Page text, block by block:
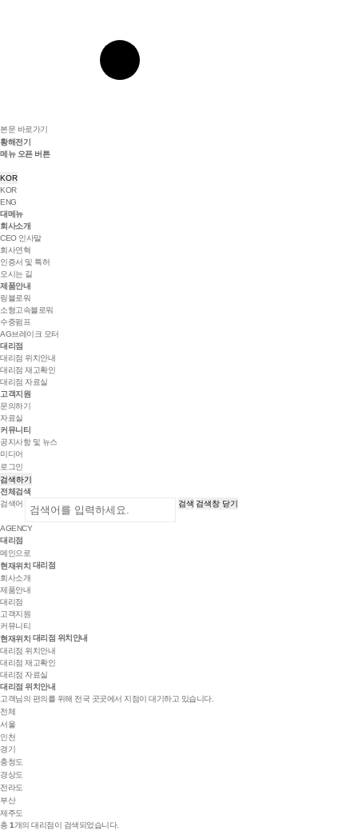
본문 바로가기
황해전기
메뉴 오픈 버튼
KOR
KOR
ENG
대메뉴
회사소개
CEO 인사말
회사연혁
인증서 및 특허
오시는 길
제품안내
링블로워
소형고속블로워
수중펌프
AG브레이크 모터
대리점
대리점 위치안내
대리점 재고확인
대리점 자료실
고객지원
문의하기
자료실
커뮤니티
공지사항 및 뉴스
미디어
로그인
검색하기
전체검색
검색어
검색 검색창 닫기
AGENCY
대리점
메인으로
현재위치 대리점
회사소개
제품안내
대리점
고객지원
커뮤니티
현재위치 대리점 위치안내
대리점 위치안내
대리점 재고확인
대리점 자료실
대리점 위치안내
고객님의 편의를 위해 전국 곳곳에서 지점이 대기하고 있습니다.
전체
서울
인천
경기
충청도
경상도
전라도
부산
제주도
총1 개의 대리점이 검색되었습니다.